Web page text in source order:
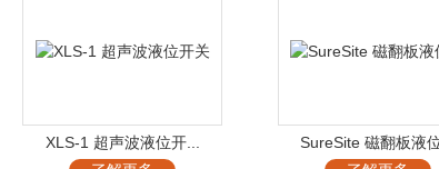
XLS-1 超声波液位开...
SureSite 磁翻板液位